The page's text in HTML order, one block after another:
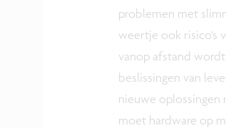
problemen met
weertje ook risico’s
vanop afstand
beslissingen van
nieuwe oplossingen
moet hardware op